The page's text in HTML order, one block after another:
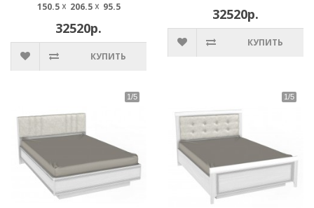
150.5 ☓ 206.5 ☓ 95.5
32520р.
КУПИТЬ
32520р.
КУПИТЬ